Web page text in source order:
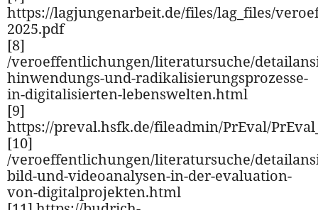
https://lagjungenarbeit.de/files/lag_files/
2025.pdf
[8]
/veroeffentlichungen/literatursuche/
hinwendungs-und-radikalisierungsprozesse-
in-digitalisierten-lebenswelten.html
[9]
https://preval.hsfk.de/fileadmin/PrEval/
[10]
/veroeffentlichungen/literatursuche/
bild-und-videoanalysen-in-der-evaluation-
von-digitalprojekten.html